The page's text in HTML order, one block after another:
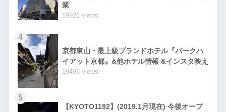
業
19921 views
4
京都東山・最上級ブランドホテル『パークハ
イアット京都』&他ホテル情報 &インスタ映え
19496 views
5
【KYOTO1192】(2019.1月現在) 今後オープ